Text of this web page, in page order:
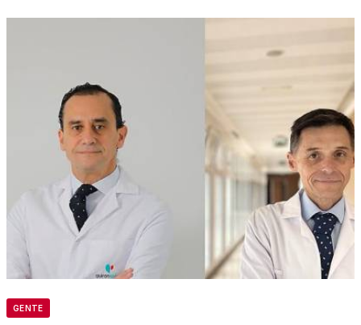
GENTE